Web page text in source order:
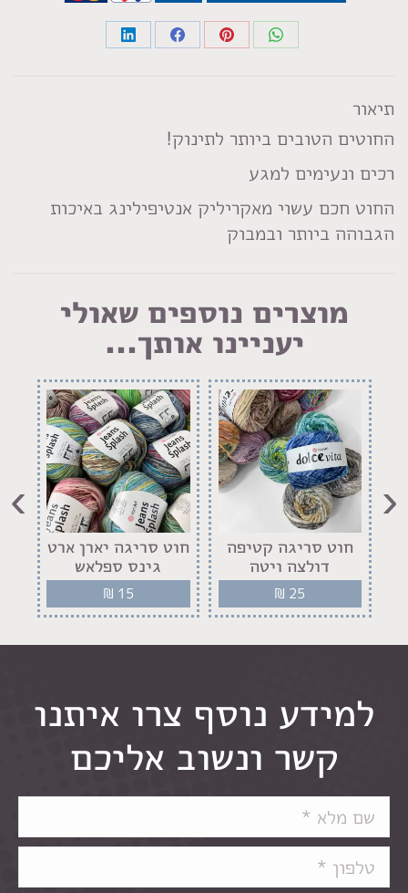
Share
Share
Share
Share
תיאור
החוטים הטובים ביותר לתינוק!
רכים ונעימים למגע
החוט חכם עשוי מאקריליק אנטיפילינג באיכות
הגבוהה ביותר ובמבוק
מוצרים נוספים שאולי
יעניינו אותך...
חוט סריגה קטיפה
דולצה ויטה
₪ 25
חוט סריגה יארן ארט
גינס ספלאש
₪ 15
‹
›
למידע נוסף צרו איתנו
קשר ונשוב אליכם